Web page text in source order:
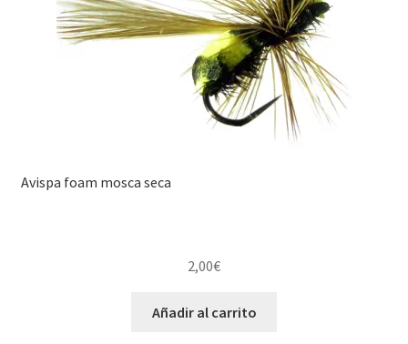
Resultados en pesca con mosca de León
Avispa foam mosca seca
2,00€
Añadir al carrito